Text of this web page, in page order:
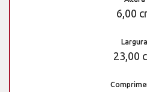
6,00
Largura
23,00